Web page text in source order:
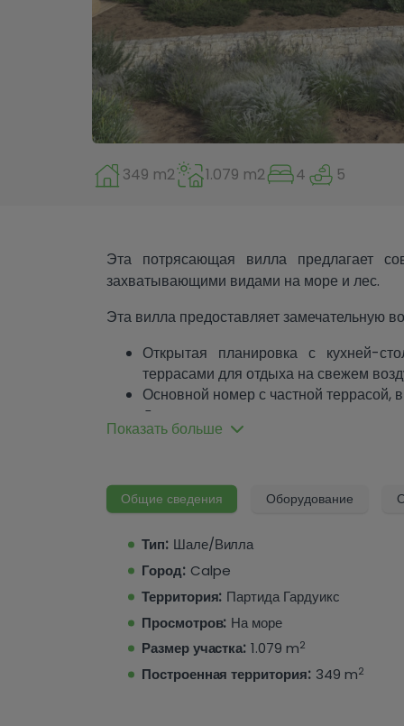
349 m2 1.079 m2 4 5
Эта потрясающая вилла предлагает
захватывающими видами на море и лес.
Эта вилла предоставляет замечательную
Открытая планировка с кухней-
террасами для отдыха на свежем
Основной номер с частной
Дополнительные спальни и ванные
Экологически чистые материалы и
Свяжитесь с Hamiltons - мы поможем вам
Показать больше
Общие сведения Оборудование
Тип: Шале/Вилла
Город: Calpe
Территория: Партида Гардуикс
Просмотров: На море
Размер участка: 1.079 m2
Построенная территория: 349 m2